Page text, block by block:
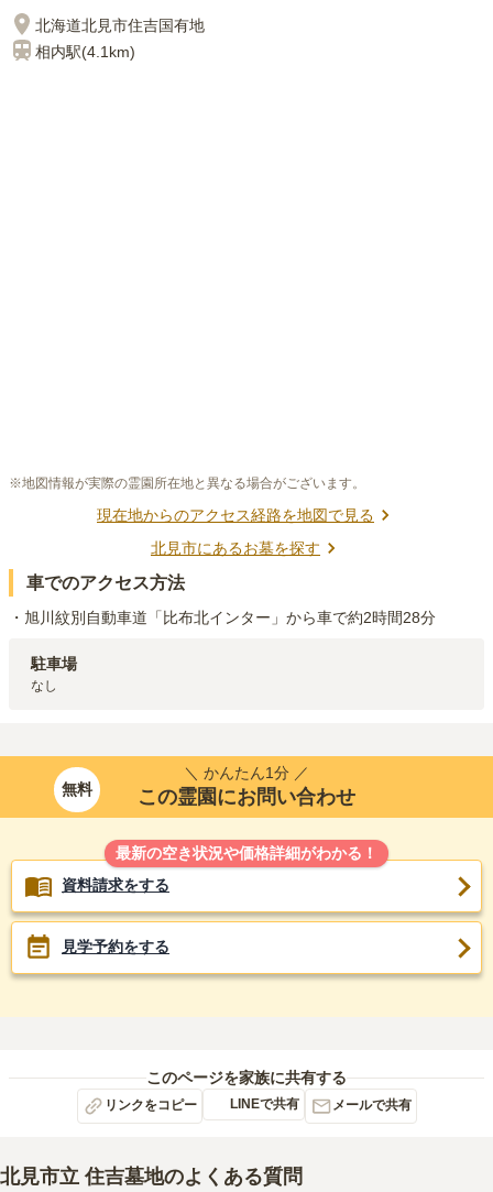
北海道北見市住吉国有地
相内駅(4.1km)
※地図情報が実際の霊園所在地と異なる場合がございます。
現在地からのアクセス経路を地図で見る
北見市にあるお墓を探す
車でのアクセス方法
・旭川紋別自動車道「比布北インター」から車で約2時間28分
駐車場
なし
無料
＼ かんたん1分 ／
この霊園にお問い合わせ
最新の空き状況や価格詳細がわかる！
資料請求をする
見学予約をする
このページを家族に共有する
リンクをコピー LINEで共有 メールで共有
北見市立 住吉墓地のよくある質問